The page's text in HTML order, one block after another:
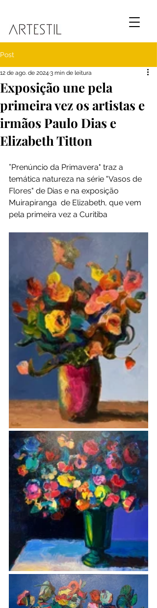
Post
Exposição une pela
primeira vez os artistas e
irmãos Paulo Dias e
Elizabeth Titton
12 de ago. de 2024 3 min de leitura
”Prenúncio da Primavera" traz a
temática natureza na série "Vasos de
Flores" de Dias e na exposição
Muirapiranga  de Elizabeth, que vem
pela primeira vez a Curitiba